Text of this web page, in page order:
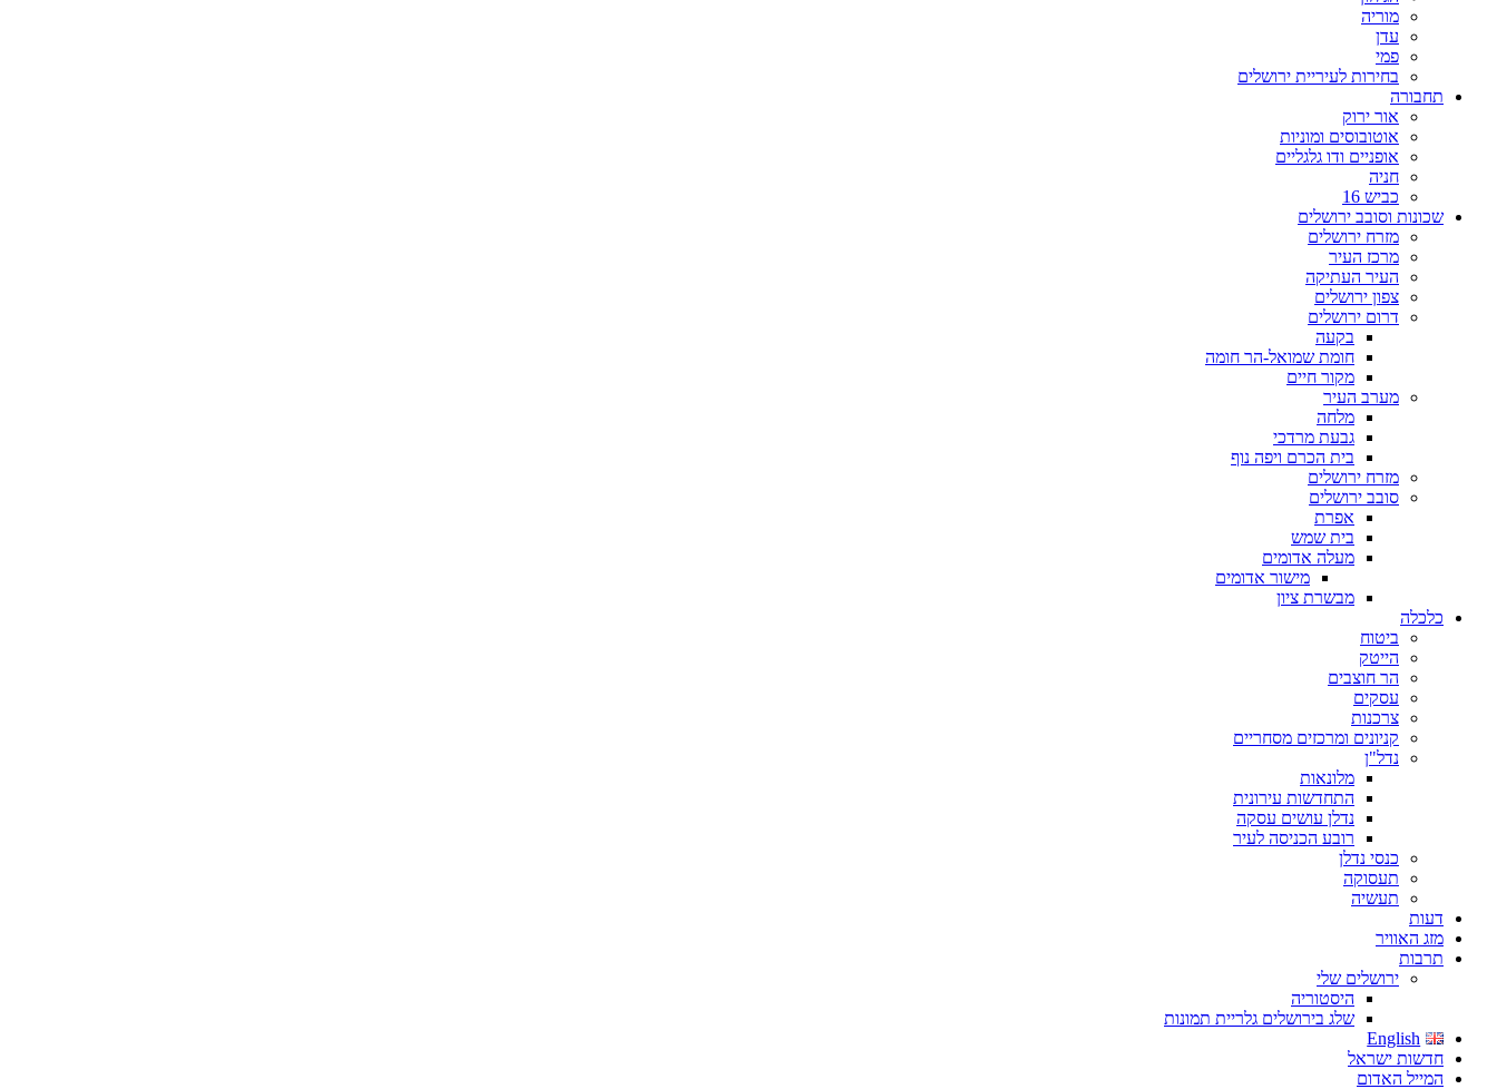
מוריה
עדן
פמי
בחירות לעיריית ירושלים
תחבורה
אור ירוק
אוטובוסים ומוניות
אופניים ודו גלגליים
חניה
כביש 16
שכונות וסובב ירושלים
מזרח ירושלים
מרכז העיר
העיר העתיקה
צפון ירושלים
דרום ירושלים
בקעה
חומת שמואל-הר חומה
מקור חיים
מערב העיר
מלחה
גבעת מרדכי
בית הכרם ויפה נוף
מזרח ירושלים
סובב ירושלים
אפרת
בית שמש
מעלה אדומים
מישור אדומים
מבשרת ציון
כלכלה
ביטוח
הייטק
הר חוצבים
עסקים
צרכנות
קניונים ומרכזים מסחריים
נדל"ן
מלונאות
התחדשות עירונית
נדלן עושים עסקה
רובע הכניסה לעיר
כנסי נדלן
תעסוקה
תעשיה
דעות
מזג האוויר
תרבות
ירושלים שלי
היסטוריה
שלג בירושלים גלריית תמונות
English
חדשות ישראל
המייל האדום